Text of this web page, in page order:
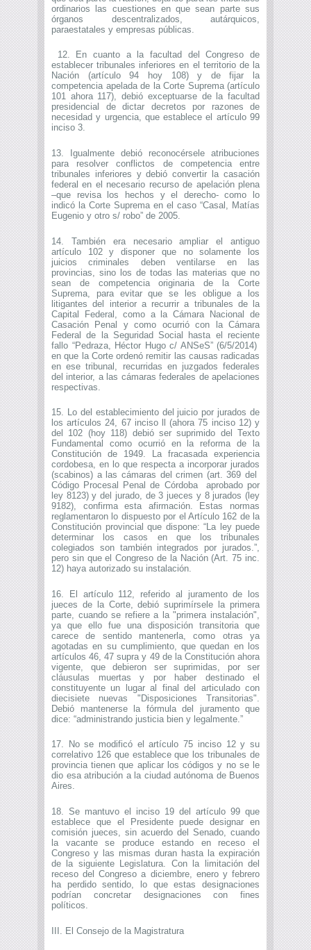
ordinarios las cuestiones en que sean parte sus
órganos descentralizados, autárquicos,
paraestatales y empresas públicas.
12. En cuanto a la facultad del Congreso de
establecer tribunales inferiores en el territorio de la
Nación (artículo 94 hoy 108) y de fijar la
competencia apelada de la Corte Suprema (artículo
101 ahora 117), debió exceptuarse de la facultad
presidencial de dictar decretos por razones de
necesidad y urgencia, que establece el artículo 99
inciso 3.
13. Igualmente debió reconocérsele atribuciones
para resolver conflictos de competencia entre
tribunales inferiores y debió convertir la casación
federal en el necesario recurso de apelación plena
–que revisa los hechos y el derecho- como lo
indicó la Corte Suprema en el caso “Casal, Matías
Eugenio y otro s/ robo” de 2005.
14. También era necesario ampliar el antiguo
artículo 102 y disponer que no solamente los
juicios criminales deben ventilarse en las
provincias, sino los de todas las materias que no
sean de competencia originaria de la Corte
Suprema, para evitar que se les obligue a los
litigantes del interior a recurrir a tribunales de la
Capital Federal, como a la Cámara Nacional de
Casación Penal y como ocurrió con la Cámara
Federal de la Seguridad Social hasta el reciente
fallo “Pedraza, Héctor Hugo c/ ANSeS” (6/5/2014)
en que la Corte ordenó remitir las causas radicadas
en ese tribunal, recurridas en juzgados federales
del interior, a las cámaras federales de apelaciones
respectivas.
15. Lo del establecimiento del juicio por jurados de
los artículos 24, 67 inciso ll (ahora 75 inciso 12) y
del 102 (hoy 118) debió ser suprimido del Texto
Fundamental como ocurrió en la reforma de la
Constitución de 1949. La fracasada experiencia
cordobesa, en lo que respecta a incorporar jurados
(scabinos) a las cámaras del crimen (art. 369 del
Código Procesal Penal de Córdoba aprobado por
ley 8123) y del jurado, de 3 jueces y 8 jurados (ley
9182), confirma esta afirmación. Estas normas
reglamentaron lo dispuesto por el Artículo 162 de la
Constitución provincial que dispone: “La ley puede
determinar los casos en que los tribunales
colegiados son también integrados por jurados.”,
pero sin que el Congreso de la Nación (Art. 75 inc.
12) haya autorizado su instalación.
16. El artículo 112, referido al juramento de los
jueces de la Corte, debió suprimírsele la primera
parte, cuando se refiere a la "primera instalación",
ya que ello fue una disposición transitoria que
carece de sentido mantenerla, como otras ya
agotadas en su cumplimiento, que quedan en los
artículos 46, 47 supra y 49 de la Constitución ahora
vigente, que debieron ser suprimidas, por ser
cláusulas muertas y por haber destinado el
constituyente un lugar al final del articulado con
diecisiete nuevas "Disposiciones Transitorias".
Debió mantenerse la fórmula del juramento que
dice: “administrando justicia bien y legalmente.”
17. No se modificó el artículo 75 inciso 12 y su
correlativo 126 que establece que los tribunales de
provincia tienen que aplicar los códigos y no se le
dio esa atribución a la ciudad autónoma de Buenos
Aires.
18. Se mantuvo el inciso 19 del artículo 99 que
establece que el Presidente puede designar en
comisión jueces, sin acuerdo del Senado, cuando
la vacante se produce estando en receso el
Congreso y las mismas duran hasta la expiración
de la siguiente Legislatura. Con la limitación del
receso del Congreso a diciembre, enero y febrero
ha perdido sentido, lo que estas designaciones
podrían concretar designaciones con fines
políticos.
III. El Consejo de la Magistratura